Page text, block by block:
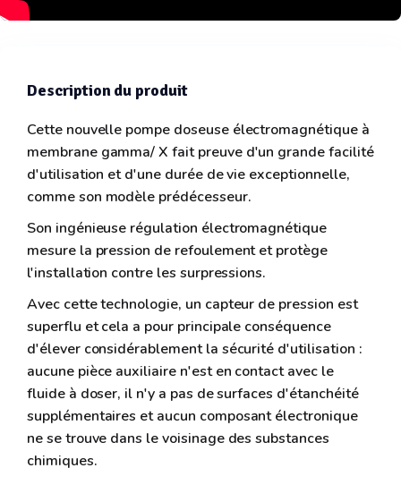
Description du produit
Cette nouvelle pompe doseuse électromagnétique à
membrane gamma/ X fait preuve d'un grande facilité
d'utilisation et d'une durée de vie exceptionnelle,
comme son modèle prédécesseur.
Son ingénieuse régulation électromagnétique
mesure la pression de refoulement et protège
l'installation contre les surpressions.
Avec cette technologie, un capteur de pression est
superflu et cela a pour principale conséquence
d'élever considérablement la sécurité d'utilisation :
aucune pièce auxiliaire n'est en contact avec le
fluide à doser, il n'y a pas de surfaces d'étanchéité
supplémentaires et aucun composant électronique
ne se trouve dans le voisinage des substances
chimiques.